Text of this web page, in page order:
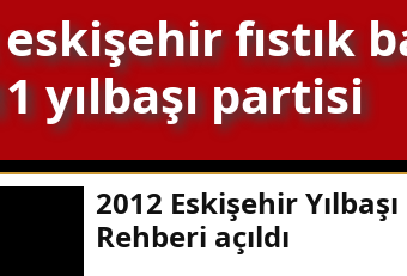
fıstık
yılbaşı partisi
2012 Eskişehir Yılbaşı
Rehberi açıldı